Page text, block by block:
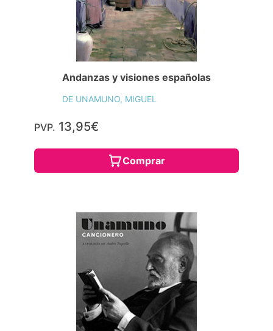
Andanzas y visiones españolas
DE UNAMUNO, MIGUEL
PVP. 13,95€
Comprar